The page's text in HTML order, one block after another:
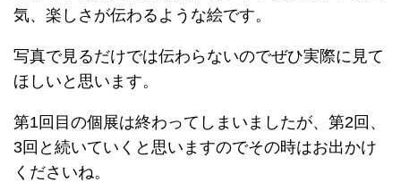
気、楽しさが伝わるような絵です。
写真で見るだけでは伝わらないのでぜひ実際に見て
ほしいと思います。
第1回目の個展は終わってしまいましたが、第2回、
3回と続いていくと思いますのでその時はお出かけ
くださいね。